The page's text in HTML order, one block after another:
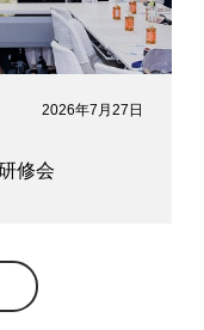
2026年7月27日
修会